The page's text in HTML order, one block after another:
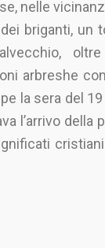
nelle
briganti, un
arbreshe
la sera del
l’arrivo della